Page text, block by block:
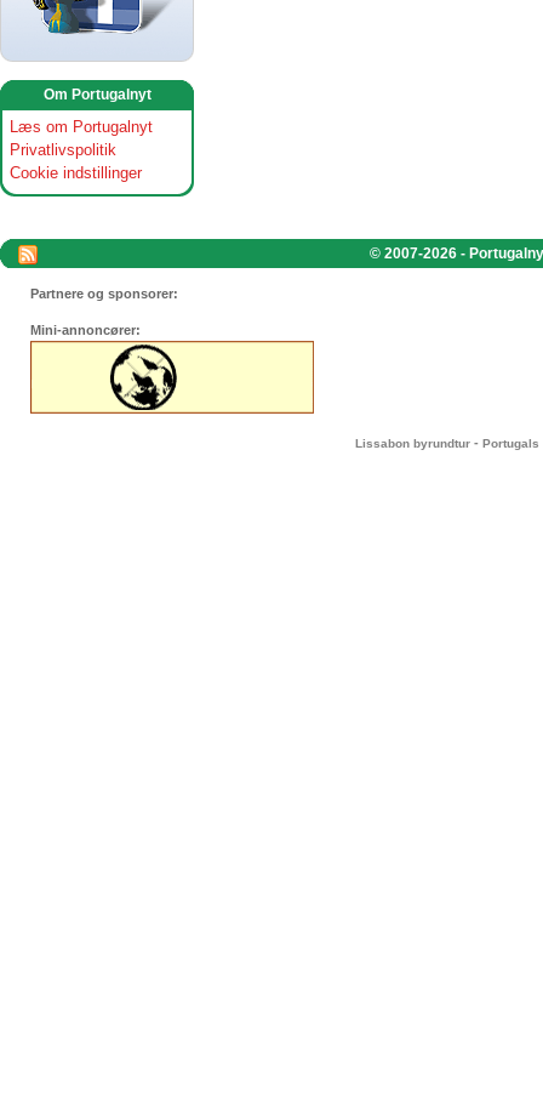
Om Portugalnyt
Læs om Portugalnyt
Privatlivspolitik
Cookie indstillinger
© 2007-2026 -
Partnere og sponsorer:
Mini-annoncører:
Lissabon byrundtur - Portugals